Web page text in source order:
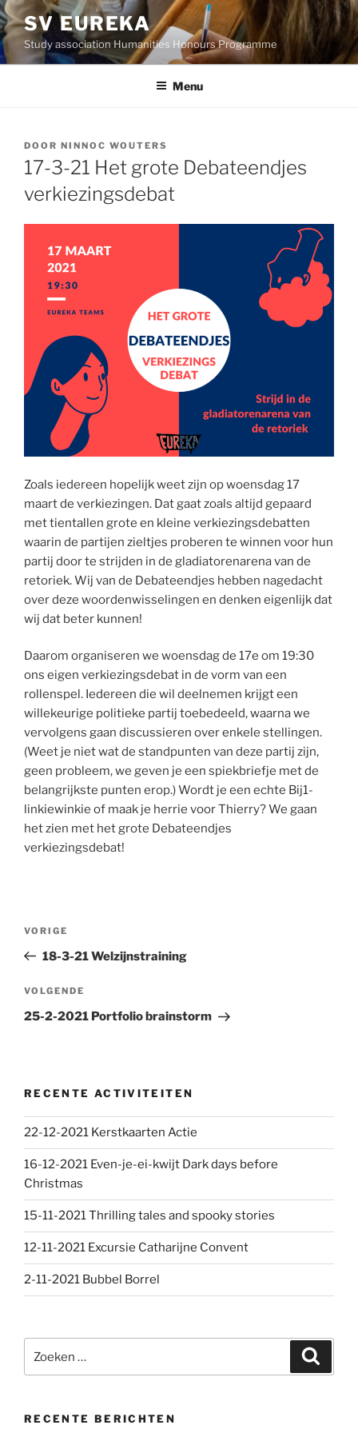
Ga
naar
de
inhoud
SV EUREKA
Study association Humanities Honours Programme
Menu
GEPLAATST
OP
DOOR NINNOC WOUTERS
17-3-21 Het grote Debateendjes
verkiezingsdebat
Zoals iedereen hopelijk weet zijn op woensdag 17
maart de verkiezingen. Dat gaat zoals altijd gepaard
met tientallen grote en kleine verkiezingsdebatten
waarin de partijen zieltjes proberen te winnen voor hun
partij door te strijden in de gladiatorenarena van de
retoriek. Wij van de Debateendjes hebben nagedacht
over deze woordenwisselingen en denken eigenlijk dat
wij dat beter kunnen!
Daarom organiseren we woensdag de 17e om 19:30
ons eigen verkiezingsdebat in de vorm van een
rollenspel. Iedereen die wil deelnemen krijgt een
willekeurige politieke partij toebedeeld, waarna we
vervolgens gaan discussieren over enkele stellingen.
(Weet je niet wat de standpunten van deze partij zijn,
geen probleem, we geven je een spiekbriefje met de
belangrijkste punten erop.) Wordt je een echte Bij1-
linkiewinkie of maak je herrie voor Thierry? We gaan
het zien met het grote Debateendjes
verkiezingsdebat!
Vorig
bericht
VORIGE
18-3-21 Welzijnstraining
Volgend
bericht
VOLGENDE
25-2-2021 Portfolio brainstorm
RECENTE ACTIVITEITEN
22-12-2021 Kerstkaarten Actie
16-12-2021 Even-je-ei-kwijt Dark days before
Christmas
15-11-2021 Thrilling tales and spooky stories
12-11-2021 Excursie Catharijne Convent
2-11-2021 Bubbel Borrel
naar:
RECENTE BERICHTEN